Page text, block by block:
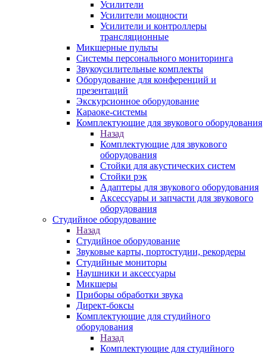
Усилители
Усилители мощности
Усилители и контроллеры
трансляционные
Микшерные пульты
Системы персонального мониторинга
Звукоусилительные комплекты
Оборудование для конференций и
презентаций
Экскурсионное оборудование
Караоке-системы
Комплектующие для звукового оборудования
Назад
Комплектующие для звукового
оборудования
Стойки для акустических систем
Стойки рэк
Адаптеры для звукового оборудования
Аксессуары и запчасти для звукового
оборудования
Студийное оборудование
Назад
Студийное оборудование
Звуковые карты, портостудии, рекордеры
Студийные мониторы
Наушники и аксессуары
Микшеры
Приборы обработки звука
Директ-боксы
Комплектующие для студийного
оборудования
Назад
Комплектующие для студийного